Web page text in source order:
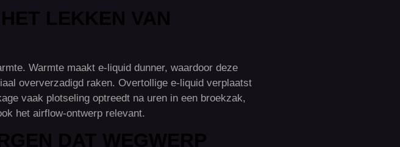
Warmte maakt e-liquid dunner, waardoor deze
oververzadigd raken. Overtollige e-liquid verplaatst
vaak plotseling optreedt na uren in een broekzak,
het airflow-ontwerp relevant.